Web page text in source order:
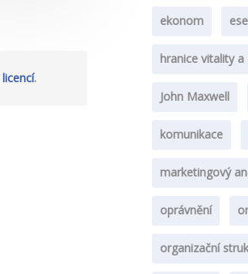
licencí.
ekonom
hranice vitality a
John Maxwell
komunikace
marketingový
oprávnění
organizační